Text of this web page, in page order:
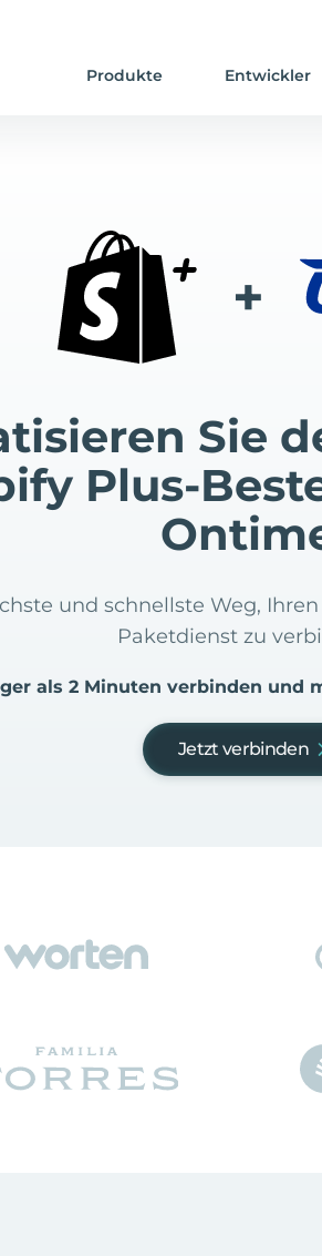
Produkte Entwickler
+
Sie
Plus-
und schnellste Weg,
Paketdienst zu
als 2 Minuten verbinden und
Jetzt verbinden